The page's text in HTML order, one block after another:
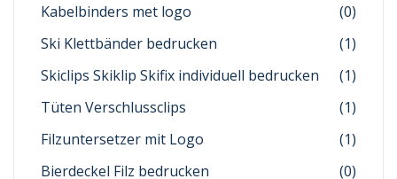
Kabelbinders met logo
(0)
Ski Klettbänder bedrucken
(1)
Skiclips Skiklip Skifix individuell bedrucken
(1)
Tüten Verschlussclips
(1)
Filzuntersetzer mit Logo
(1)
Bierdeckel Filz bedrucken
(0)